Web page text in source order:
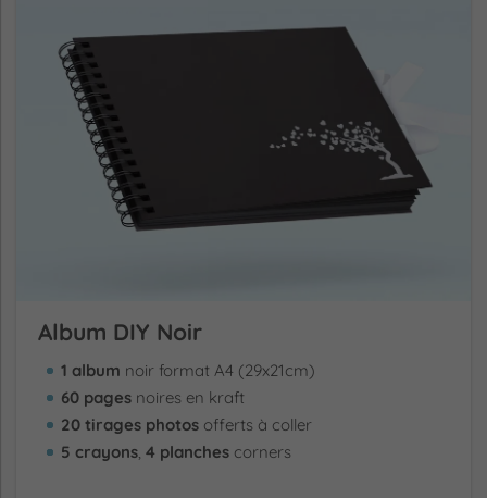
Album DIY Noir
1 album noir format A4 (29x21cm)
60 pages noires en kraft
20 tirages photos offerts à coller
5 crayons, 4 planches corners